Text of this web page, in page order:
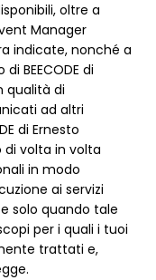
oltre a
Manager
indicate, nonché a
BEECODE di
qualità di
ad altri
di Ernesto
volta in volta
in modo
ai servizi
solo quando tale
per i quali i tuoi
trattati e,